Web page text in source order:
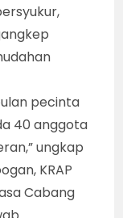
pecinta
40 anggota
ungkap
KRAP
Cabang